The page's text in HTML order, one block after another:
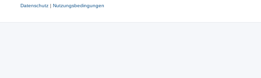
Datenschutz| Nutzungsbedingungen